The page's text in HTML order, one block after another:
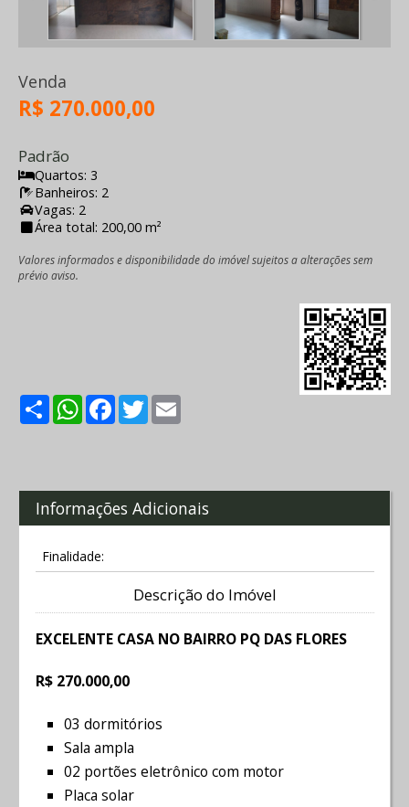
Venda
R$ 270.000,00
Padrão
Quartos: 3
Banheiros: 2
Vagas: 2
Área total: 200,00 m²
Valores informados e disponibilidade do imóvel sujeitos a alterações sem
prévio aviso.
ShareWhatsApp
Facebook
Twitter
Informações Adicionais
Finalidade:
Descrição do Imóvel
EXCELENTE CASA NO BAIRRO PQ DAS FLORES
R$ 270.000,00
03 dormitórios
Sala ampla
02 portões eletrônico com motor
Placa solar